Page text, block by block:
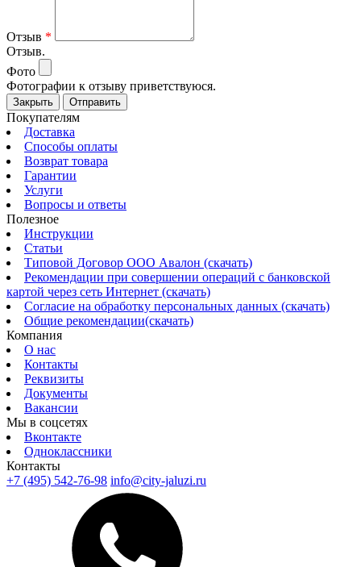
Отзыв *
Отзыв.
Фото
Фотографии к отзыву приветствуюся.
Закрыть Отправить
Покупателям
Доставка
Способы оплаты
Возврат товара
Гарантии
Услуги
Вопросы и ответы
Полезное
Инструкции
Статьи
Типовой Договор ООО Авалон (скачать)
Рекомендации при совершении операций с банковской
картой через сеть Интернет (скачать)
Согласие на обработку персональных данных (скачать)
Общие рекомендации(скачать)
Компания
О нас
Контакты
Реквизиты
Документы
Вакансии
Мы в соцсетях
Вконтакте
Одноклассники
Контакты
+7 (495) 542-76-98 info@city-jaluzi.ru